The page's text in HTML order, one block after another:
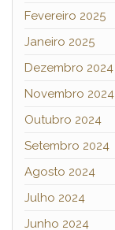
Fevereiro 2025
Janeiro 2025
Dezembro 2024
Novembro 2024
Outubro 2024
Setembro 2024
Agosto 2024
Julho 2024
Junho 2024